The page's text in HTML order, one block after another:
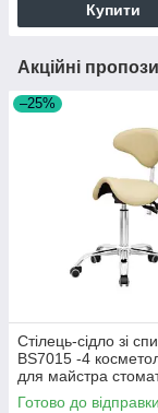
Купити
Акційні
–25%
Стілець-сідло зі
BS7015 -4
для майстра
бежевий
Готово до відправки